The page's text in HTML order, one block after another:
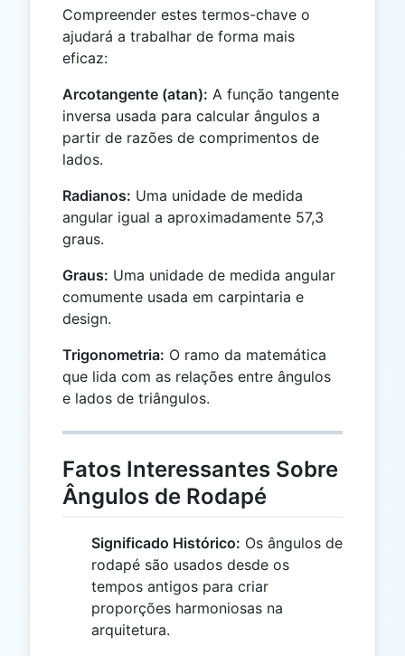
Compreender estes termos-chave o
ajudará a trabalhar de forma mais
eficaz:
Arcotangente (atan): A função tangente
inversa usada para calcular ângulos a
partir de razões de comprimentos de
lados.
Radianos: Uma unidade de medida
angular igual a aproximadamente 57,3
graus.
Graus: Uma unidade de medida angular
comumente usada em carpintaria e
design.
Trigonometria: O ramo da matemática
que lida com as relações entre ângulos
e lados de triângulos.
Fatos Interessantes Sobre
Ângulos de Rodapé
Significado Histórico: Os ângulos de
rodapé são usados desde os
tempos antigos para criar
proporções harmoniosas na
arquitetura.